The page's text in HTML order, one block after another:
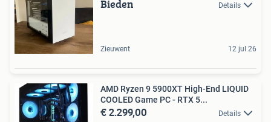
Bieden Details
Zieuwent 12 jul 26
AMD Ryzen 9 5900XT High-End LIQUID
COOLED Game PC - RTX 5...
€ 2.299,00 Details